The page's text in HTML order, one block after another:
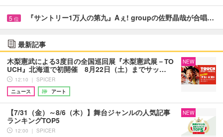
5 位 『サントリー1万人の第九』Aぇ! groupの佐野晶哉が合唱…
最新記事
木梨憲武による3度目の全国巡回展『木梨憲武展－TO
UCH』北海道で初開催 8月22日（土）までサッ…
12:10 ｜ SPICER
ニュース
アート
NEW
【7/31（金）～8/6（木）】舞台ジャンルの人気記事
ランキングTOP5
12:00 ｜ SPICER
NEW